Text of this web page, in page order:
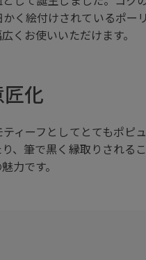
く絵付けされているポ
くお使いいただけます。
化
ィーフとしてとてもポ
、筆で黒く縁取りされ
力です。